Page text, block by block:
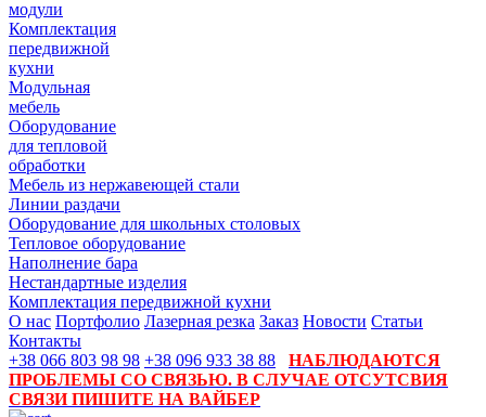
модули
Комплектация
передвижной
кухни
Модульная
мебель
Оборудование
для тепловой
обработки
Мебель из нержавеющей стали
Линии раздачи
Оборудование для школьных столовых
Тепловое оборудование
Наполнение бара
Нестандартные изделия
Комплектация передвижной кухни
О нас Портфолио Лазерная резка Заказ Новости Статьи
Контакты
+38 066 803 98 98 +38 096 933 38 88
НАБЛЮДАЮТСЯ
ПРОБЛЕМЫ СО СВЯЗЬЮ. В СЛУЧАЕ ОТСУТСВИЯ
СВЯЗИ ПИШИТЕ НА ВАЙБЕР